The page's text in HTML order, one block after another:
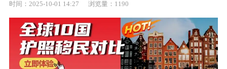
时间： 2025-10-01 14:27 浏览量： 1190